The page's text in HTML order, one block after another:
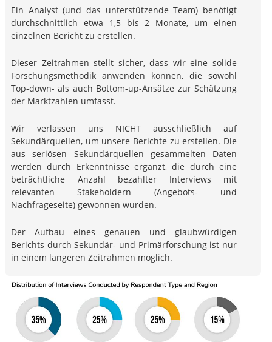
Ein Analyst (und das unterstützende Team) benötigt
durchschnittlich etwa 1,5 bis 2 Monate, um einen
einzelnen Bericht zu erstellen.
Dieser Zeitrahmen stellt sicher, dass wir eine solide
Forschungsmethodik anwenden können, die sowohl
Top-down- als auch Bottom-up-Ansätze zur Schätzung
der Marktzahlen umfasst.
Wir verlassen uns NICHT ausschließlich auf
Sekundärquellen, um unsere Berichte zu erstellen. Die
aus seriösen Sekundärquellen gesammelten Daten
werden durch Erkenntnisse ergänzt, die durch eine
beträchtliche Anzahl bezahlter Interviews mit
relevanten Stakeholdern (Angebots- und
Nachfrageseite) gewonnen wurden.
Der Aufbau eines genauen und glaubwürdigen
Berichts durch Sekundär- und Primärforschung ist nur
in einem längeren Zeitrahmen möglich.